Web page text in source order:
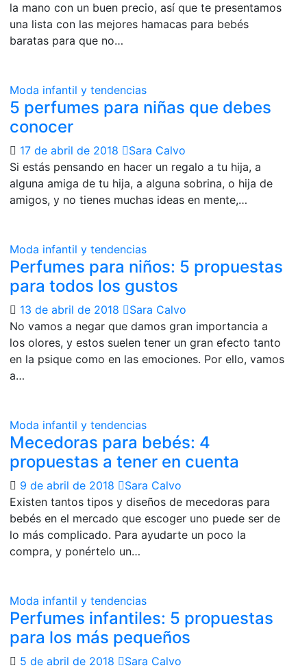
la mano con un buen precio, así que te presentamos
una lista con las mejores hamacas para bebés
baratas para que no…
Moda infantil y tendencias
5 perfumes para niñas que debes
conocer
17 de abril de 2018
Sara Calvo
Si estás pensando en hacer un regalo a tu hija, a
alguna amiga de tu hija, a alguna sobrina, o hija de
amigos, y no tienes muchas ideas en mente,…
Moda infantil y tendencias
Perfumes para niños: 5 propuestas
para todos los gustos
13 de abril de 2018
Sara Calvo
No vamos a negar que damos gran importancia a
los olores, y estos suelen tener un gran efecto tanto
en la psique como en las emociones. Por ello, vamos
a…
Moda infantil y tendencias
Mecedoras para bebés: 4
propuestas a tener en cuenta
9 de abril de 2018
Sara Calvo
Existen tantos tipos y diseños de mecedoras para
bebés en el mercado que escoger uno puede ser de
lo más complicado. Para ayudarte un poco la
compra, y ponértelo un…
Moda infantil y tendencias
Perfumes infantiles: 5 propuestas
para los más pequeños
5 de abril de 2018
Sara Calvo